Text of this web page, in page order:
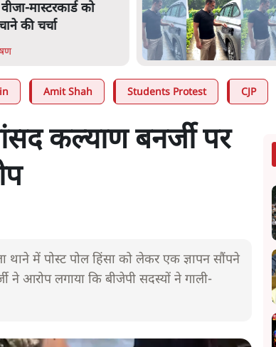
को बरबाद कर रहा है
Amit Shah Students Protest CJP
कल्याण बनर्जी पर
थाने में पोस्ट पोल हिंसा को लेकर एक ज्ञापन सौंपने
ने आरोप लगाया कि बीजेपी सदस्यों ने गाली-